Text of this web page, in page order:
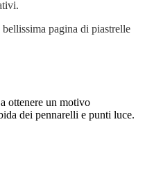
pagina di piastrelle
ottenere un motivo
dei pennarelli e punti luce.